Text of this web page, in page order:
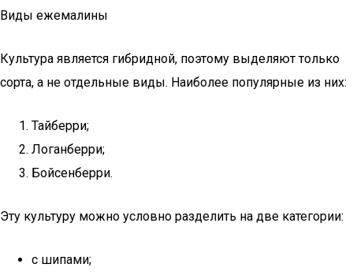
Виды ежемалины
Культура является гибридной, поэтому выделяют только
сорта, а не отдельные виды. Наиболее популярные из них:
Тайберри;
Логанберри;
Бойсенберри.
Эту культуру можно условно разделить на две категории:
с шипами;